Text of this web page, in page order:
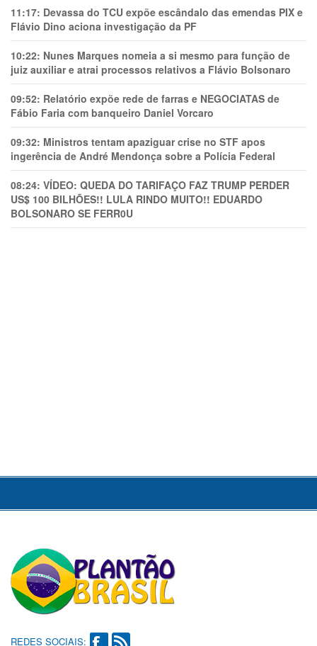
11:17: Devassa do TCU expõe escândalo das emendas PIX e
Flávio Dino aciona investigação da PF
10:22: Nunes Marques nomeia a si mesmo para função de
juiz auxiliar e atrai processos relativos a Flávio Bolsonaro
09:52: Relatório expõe rede de farras e NEGOCIATAS de
Fábio Faria com banqueiro Daniel Vorcaro
09:32: Ministros tentam apaziguar crise no STF apos
ingerência de André Mendonça sobre a Polícia Federal
08:24: VÍDEO: QUEDA DO TARIFAÇO FAZ TRUMP PERDER
US$ 100 BILHÕES!! LULA RINDO MUITO!! EDUARDO
BOLSONARO SE FERR0U
REDES SOCIAIS: